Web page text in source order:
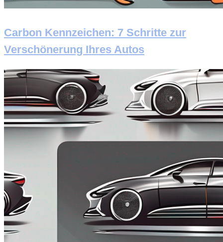
Carbon Kennzeichen: 7 Schritte zur
Verschönerung Ihres Autos